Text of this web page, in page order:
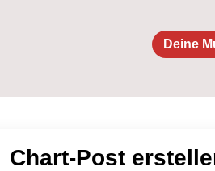
Deine
Chart-Post